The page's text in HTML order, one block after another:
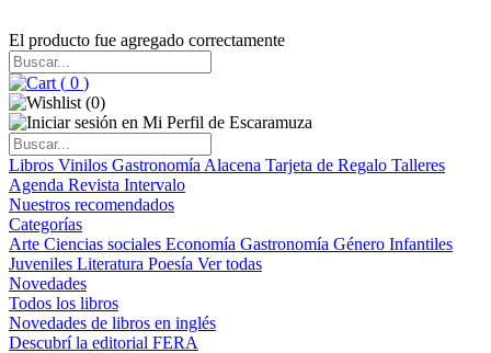
El producto fue agregado correctamente
( 0 )
(0)
Libros Vinilos Gastronomía Alacena Tarjeta de Regalo Talleres
Agenda Revista Intervalo
Nuestros recomendados
Categorías
Arte Ciencias sociales Economía Gastronomía Género Infantiles
Juveniles Literatura Poesía Ver todas
Novedades
Todos los libros
Novedades de libros en inglés
Descubrí la editorial FERA